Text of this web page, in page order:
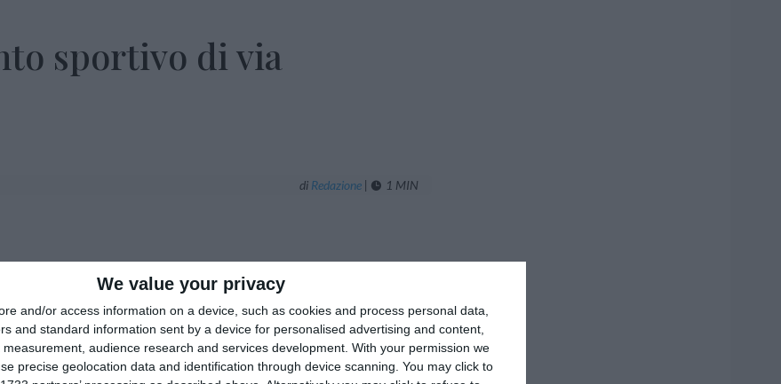
We value your privacy
and/or access information on a device, such as cookies and process personal data,
and standard information sent by a device for personalised advertising and content,
audience research and services development. With your permission we
precise geolocation data and identification through device scanning. You may click to
sportivo di via
di Redazione|  1 MIN
Rambaldi (Zona Arginone) sia previsto
gli innumerevoli quantitativi di
In quel centro sportivo ci sono dei